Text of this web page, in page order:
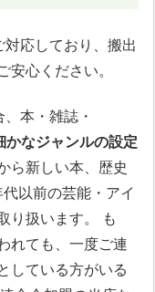
対応しており、搬出
安心ください。
本・雑誌・
かなジャンルの設定
ら新しい本、歴史
以前の芸能・アイ
り扱います。 も
れても、一度ご連
している方がいる